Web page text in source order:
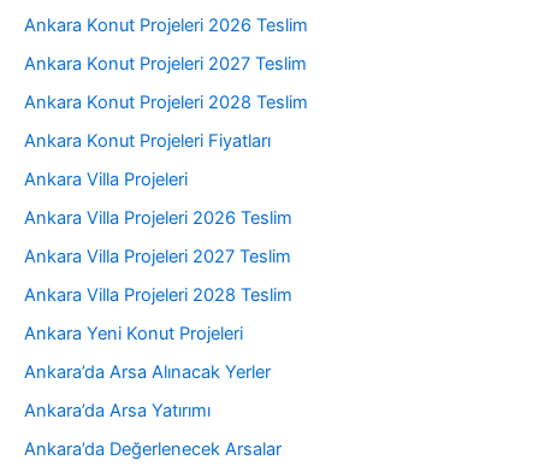
Ankara Konut Projeleri 2026 Teslim
Ankara Konut Projeleri 2027 Teslim
Ankara Konut Projeleri 2028 Teslim
Ankara Konut Projeleri Fiyatları
Ankara Villa Projeleri
Ankara Villa Projeleri 2026 Teslim
Ankara Villa Projeleri 2027 Teslim
Ankara Villa Projeleri 2028 Teslim
Ankara Yeni Konut Projeleri
Ankara’da Arsa Alınacak Yerler
Ankara’da Arsa Yatırımı
Ankara’da Değerlenecek Arsalar